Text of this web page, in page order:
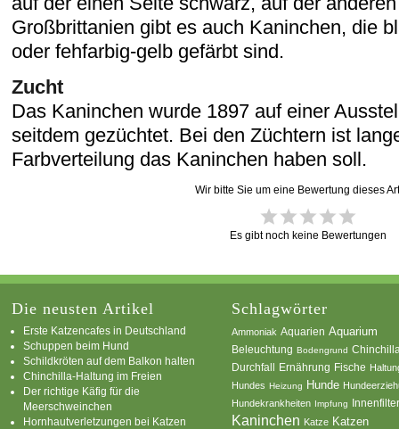
Großbrittanien gibt es auch Kaninchen, die
oder fehfarbig-gelb gefärbt sind.
Zucht
Das Kaninchen wurde 1897 auf einer
seitdem gezüchtet. Bei den Züchtern ist
Farbverteilung das Kaninchen haben soll.
Wir bitte Sie um eine Bewertung dieses
Es gibt noch keine Bewertungen
Die neusten Artikel
Erste Katzencafes in Deutschland
Schuppen beim Hund
Schildkröten auf dem Balkon halten
Chinchilla-Haltung im Freien
Der richtige Käfig für die
Meerschweinchen
Hornhautverletzungen bei Katzen
Schlagwörter
Ammoniak Aquarien Aquarium
Beleuchtung Bodengrund
Durchfall Ernährung Fische
Hundes Heizung Hunde
Hundekrankheiten Impfung
Kaninchen Katze Katzen